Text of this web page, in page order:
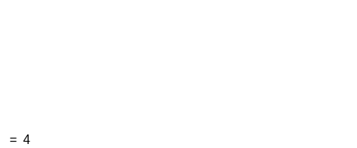
= 4